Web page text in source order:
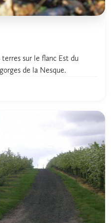
sur le flanc Est du
de la Nesque.